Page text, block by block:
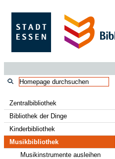
Zentralbibliothek
Bibliothek der Dinge
Kinderbibliothek
Musikbibliothek
Musikinstrumente ausleihen